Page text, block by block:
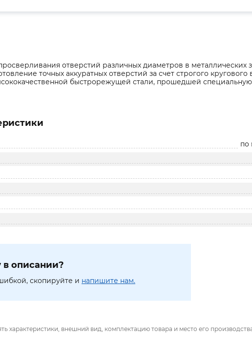
отверстий различных диаметров в металлических
точных аккуратных отверстий за счет строгого
быстрорежущей стали, прошедшей
по
описании?
скопируйте и напишите нам.
характеристики, внешний вид, комплектацию товара и место его